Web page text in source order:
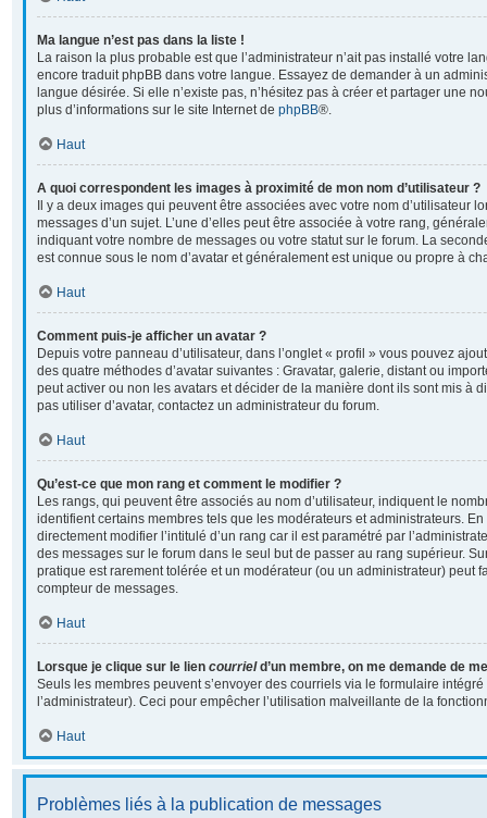
Ma langue n’est pas dans la liste !
La raison la plus probable est que l’administrateur n’ait pas installé votre
encore traduit phpBB dans votre langue. Essayez de demander à un
langue désirée. Si elle n’existe pas, n’hésitez pas à créer et partager une
plus d’informations sur le site Internet de phpBB®.
Haut
A quoi correspondent les images à proximité de mon nom d’utilisateur ?
Il y a deux images qui peuvent être associées avec votre nom d’utilisateur
messages d’un sujet. L’une d’elles peut être associée à votre rang,
indiquant votre nombre de messages ou votre statut sur le forum. La
est connue sous le nom d’avatar et généralement est unique ou propre à
Haut
Comment puis-je afficher un avatar ?
Depuis votre panneau d’utilisateur, dans l’onglet « profil » vous pouvez
des quatre méthodes d’avatar suivantes : Gravatar, galerie, distant ou
peut activer ou non les avatars et décider de la manière dont ils sont mis à
pas utiliser d’avatar, contactez un administrateur du forum.
Haut
Qu’est-ce que mon rang et comment le modifier ?
Les rangs, qui peuvent être associés au nom d’utilisateur, indiquent le
identifient certains membres tels que les modérateurs et administrateurs.
directement modifier l’intitulé d’un rang car il est paramétré par
des messages sur le forum dans le seul but de passer au rang supérieur.
pratique est rarement tolérée et un modérateur (ou un administrateur) peut
compteur de messages.
Haut
Lorsque je clique sur le lien courrield’un membre, on me demande de
Seuls les membres peuvent s’envoyer des courriels via le formulaire
l’administrateur). Ceci pour empêcher l’utilisation malveillante de la
Haut
Problèmes liés à la publication de messages